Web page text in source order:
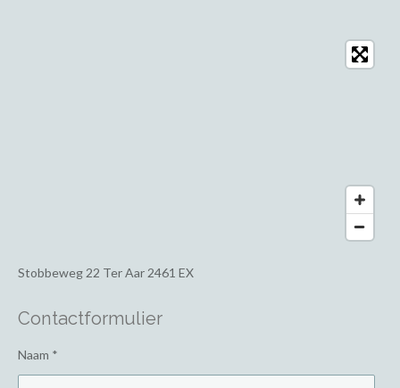
Stobbeweg 22 Ter Aar 2461 EX
Contactformulier
Naam *